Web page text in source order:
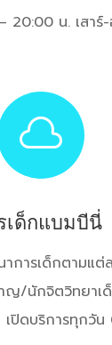
20:00 น. เสาร์

ด็กแบมบีนี่
การเด็กตามแต่
ญ/นักจิตวิทยาเ
ปิดบริการทุกวั